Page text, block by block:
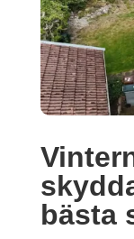
bästa